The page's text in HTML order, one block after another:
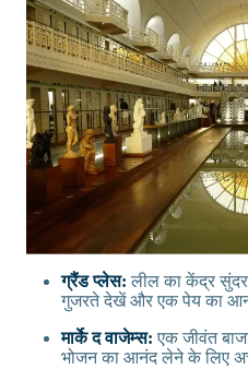
ग्रैंड प्लेस: लील का केंद्र सुंदर
गुजरते देखें और एक पेय का
मार्के द वाजेम्स:एक जीवंत
भोजन का आनंद लेने के लिए